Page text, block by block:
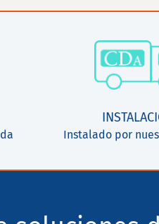
Instalado por